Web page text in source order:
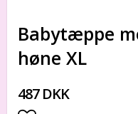
Babytæppe
høne XL
487 DKK